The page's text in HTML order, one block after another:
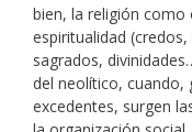
bien, la religión como
espiritualidad
sagrados,
del neolítico, cuando,
excedentes, surgen